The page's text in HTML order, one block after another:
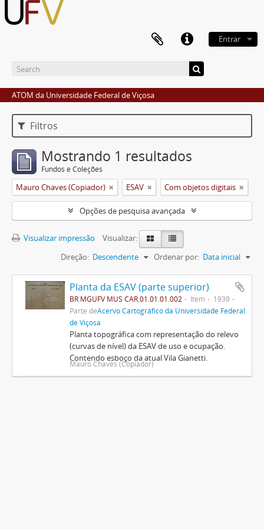
Entrar
ATOM da Universidade Federal de Viçosa
Filtros
Mostrando 1 resultados
Fundos e Coleções
Mauro Chaves (Copiador) ESAV Com objetos digitais
Opções de pesquisa avançada
Visualizar impressão
Visualizar:
Ordenar por: Data inicial
Direção: Descendente
Planta da ESAV (parte superior)
BR MGUFV MUS CAR.01.01.01.002 Item
1939
Parte deAcervo Cartográfico da Universidade Federal
de Viçosa
Planta topográfica com representação do relevo
(curvas de nível) da ESAV de uso e ocupação.
Contendo esboço da atual Vila Gianetti.
Mauro Chaves (Copiador)